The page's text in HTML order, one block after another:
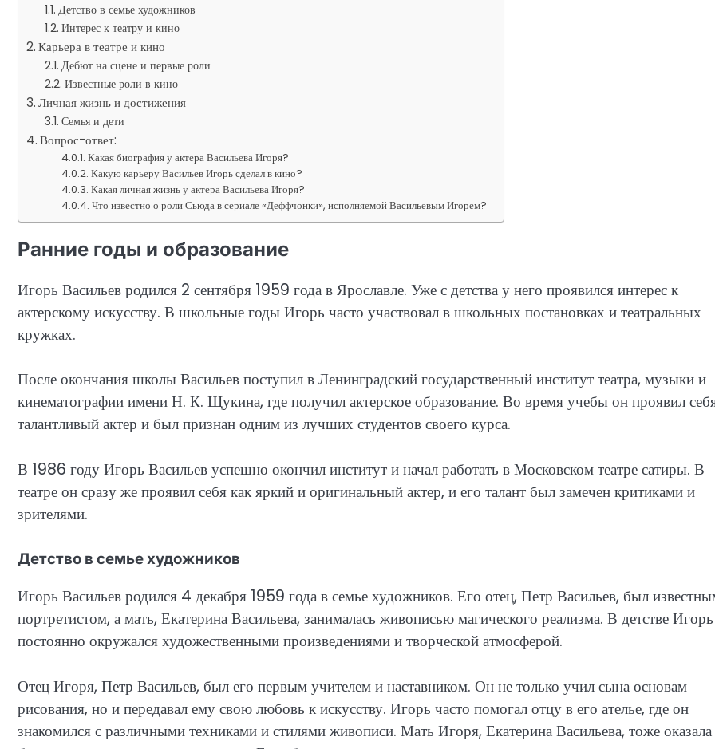
Детство в семье художников
Интерес к театру и кино
Карьера в театре и кино
Дебют на сцене и первые роли
Известные роли в кино
Личная жизнь и достижения
Семья и дети
Вопрос-ответ:
Какая биография у актера Васильева Игоря?
Какую карьеру Васильев Игорь сделал в кино?
Какая личная жизнь у актера Васильева Игоря?
Что известно о роли Сьюда в сериале «Деффчонки», исполняемой Васильевым Игорем?
Ранние годы и образование
Игорь Васильев родился 2 сентября 1959 года в Ярославле. Уже с детства у него проявился интерес к
актерскому искусству. В школьные годы Игорь часто участвовал в школьных постановках и театральных
кружках.
После окончания школы Васильев поступил в Ленинградский государственный институт театра, музыки и
кинематографии имени Н. К. Щукина, где получил актерское образование. Во время учебы он проявил
талантливый актер и был признан одним из лучших студентов своего курса.
В 1986 году Игорь Васильев успешно окончил институт и начал работать в Московском театре сатиры. В
театре он сразу же проявил себя как яркий и оригинальный актер, и его талант был замечен критиками и
зрителями.
Детство в семье художников
Игорь Васильев родился 4 декабря 1959 года в семье художников. Его отец, Петр Васильев, был
портретистом, а мать, Екатерина Васильева, занималась живописью магического реализма. В детстве Игорь
постоянно окружался художественными произведениями и творческой атмосферой.
Отец Игоря, Петр Васильев, был его первым учителем и наставником. Он не только учил сына основам
рисования, но и передавал ему свою любовь к искусству. Игорь часто помогал отцу в его ателье, где он
знакомился с различными техниками и стилями живописи. Мать Игоря, Екатерина Васильева, тоже оказала